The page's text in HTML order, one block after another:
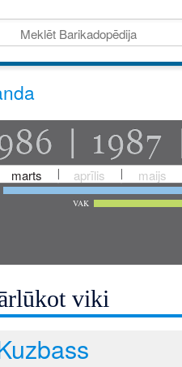
marts aprīlis maijs
VAK
viki